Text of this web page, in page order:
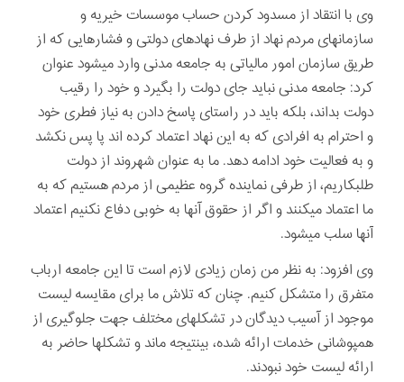
وی با انتقاد از مسدود کردن حساب موسسات خیریه و
سازمانهای مردم نهاد از طرف نهادهای دولتی و فشارهایی که از
طریق سازمان امور مالیاتی به جامعه مدنی وارد می­شود عنوان
کرد: جامعه مدنی نباید جای دولت را بگیرد و خود را رقیب
دولت بداند، بلکه باید در راستای پاسخ دادن به نیاز فطری خود
و احترام به افرادی که به این نهاد اعتماد کرده ­اند پا پس نکشد
و به فعالیت خود ادامه دهد. ما به عنوان شهروند از دولت
طلبکاریم، از طرفی نماینده گروه عظیمی از مردم هستیم که به
ما اعتماد می­کنند و اگر از حقوق آنها به خوبی دفاع نکنیم اعتماد
آنها سلب می­شود.
وی افزود: به نظر من زمان زیادی لازم است تا این جامعه ارباب
متفرق را متشکل کنیم. چنان که تلاش ما برای مقایسه لیست
موجود از آسیب دیدگان در تشکلهای مختلف جهت جلوگیری از
همپوشانی خدمات ارائه شده، بی­نتیجه ماند و تشکلها حاضر به
ارائه لیست خود نبودند.